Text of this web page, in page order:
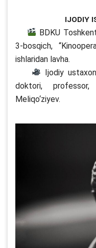
Ijodiy
BDKU
3-bosqich,
ishlaridan lavha.
Ijodiy
doktori, professor,
Meliqo‘ziyev.